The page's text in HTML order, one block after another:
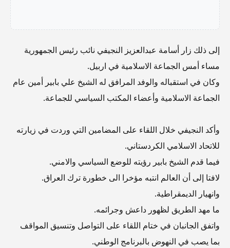
إلى ذلك زار أسامة عبدالعزيز النجيفي نائب رئيس الجمهورية
مساء أمس الجماعة الاسلامية في اربيل.
وكان في استقباله والوفد المرافق له الشيخ علي بابير أمين عام
الجماعة الاسلامية وأعضاء المكتب السياسي للجماعة.
وأكد النجيفي خلال اللقاء على المضامين التي وردت في زيارته
للاتحاد الاسلامي الكردستاني.
فيما قدم الشيخ بابير رؤيته للوضع السياسي والامني.
لافتا إلى أن العالم انتبه مؤخرا الى خطورة ترك العراق.
وانهيار الديمقراطية.
ما مهد الطريق لظهور داعش وجرائمه.
واتفق الجانبان في ختام اللقاء على التواصل وتنسيق المواقف
بما يصب في النهوض بالبرنامج الوطني.